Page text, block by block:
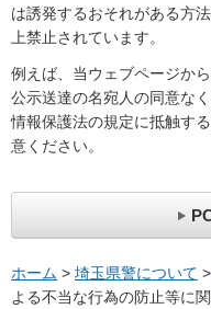
は誘発するおそれがある方
上禁止されています。
例えば、当ウェブページか
公示送達の名宛人の同意な
情報保護法の規定に抵触す
意ください。
ホーム > 埼玉県警について >
よる不当な行為の防止等に